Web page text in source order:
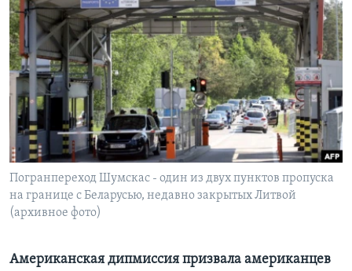
Learning English
СОЦИАЛЬНЫЕ СЕТИ
Языки
Погранпереход Шумскас - один из двух пунктов пропуска
на границе с Беларусью, недавно закрытых Литвой
(архивное фото)
Американская дипмиссия призвала американцев